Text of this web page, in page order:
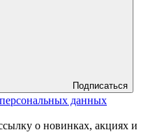
Подписаться
персональных данных
о новинках, акциях и